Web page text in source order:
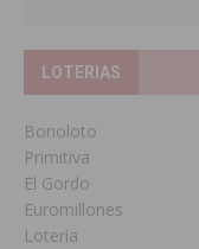
LOTERIAS
Bonoloto
Primitiva
El Gordo
Euromillones
Loteria